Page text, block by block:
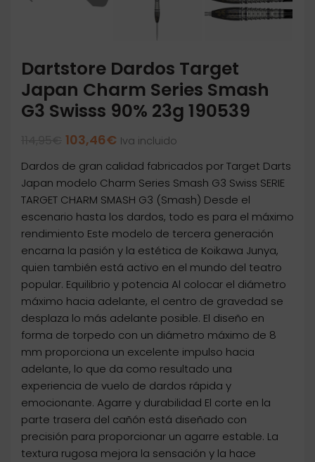
Dartstore Dardos Target
Japan Charm Series Smash
G3 Swisss 90% 23g 190539
El
original
era:
114,95€.
103,46€ El
actual
es:
103,46€.
Iva incluido
Dardos de gran calidad fabricados por Target Darts
Japan modelo Charm Series Smash G3 Swiss SERIE
TARGET CHARM SMASH G3 (Smash) Desde el
escenario hasta los dardos, todo es para el máximo
rendimiento Este modelo de tercera generación
encarna la pasión y la estética de Koikawa Junya,
quien también está activo en el mundo del teatro
popular. Equilibrio y potencia Al colocar el diámetro
máximo hacia adelante, el centro de gravedad se
desplaza lo más adelante posible. El diseño en
forma de torpedo con un diámetro máximo de 8
mm proporciona un excelente impulso hacia
adelante, lo que da como resultado una
experiencia de vuelo de dardos rápida y
emocionante. Agarre y durabilidad El corte en la
parte trasera del cañón está diseñado con
precisión para proporcionar un agarre estable. La
textura rugosa mejora la sensación y la hace